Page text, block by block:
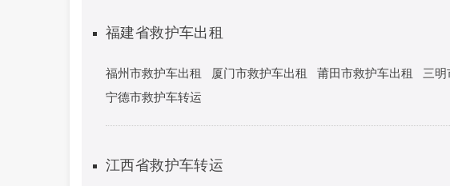
福建省救护车出租
福州市救护车出租 厦门市救护车出租 莆田市救护车出租 三明
宁德市救护车转运
江西省救护车转运